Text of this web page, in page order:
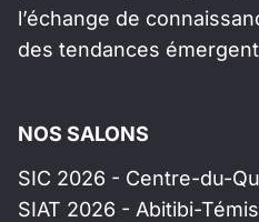
l’échange de
des tendances
NOS SALONS
SIC 2026 - Centre-du-
SIAT 2026 - Abitibi-